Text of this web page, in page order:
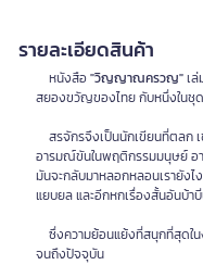
รายละเอียดสินค้า
หนังสือ"วิญญาณครวญ"เ
สยองขวัญของไทย กับหนึ่งในชุด
สรจักรจึงเป็นนักเขียนที่ตลก
อารมณ์ขันในพฤติกรรมมนุษย์ อ
มันจะกลับมาหลอกหลอนเรายังไ
แยบยล และอีกหกเรื่องสั้นอันบ้า
ซึ่งความย้อนแย้งที่สนุกที่สุดใน
จนถึงปัจจุบัน